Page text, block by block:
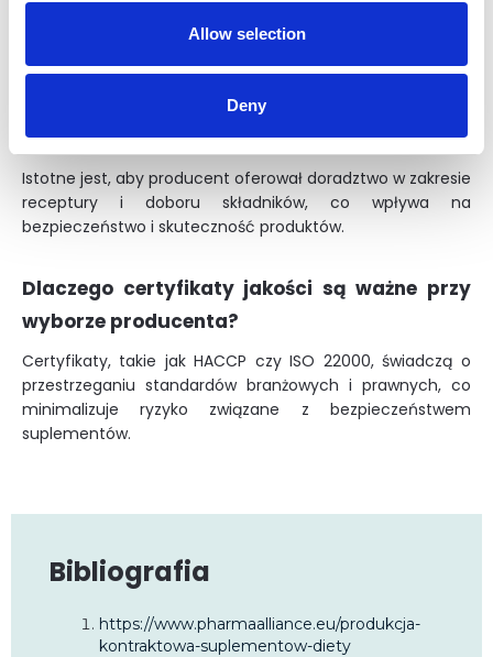
Allow selection
Deny
elementy wpływające na sukces projektu.
Czy producent powinien oferować wsparcie
w opracowaniu receptury suplementów?
Istotne jest, aby producent oferował doradztwo w zakresie
receptury i doboru składników, co wpływa na
bezpieczeństwo i skuteczność produktów.
Dlaczego certyfikaty jakości są ważne przy
wyborze producenta?
Certyfikaty, takie jak HACCP czy ISO 22000, świadczą o
przestrzeganiu standardów branżowych i prawnych, co
minimalizuje ryzyko związane z bezpieczeństwem
suplementów.
Bibliografia
https://www.pharmaalliance.eu/produkcja-
kontraktowa-suplementow-diety